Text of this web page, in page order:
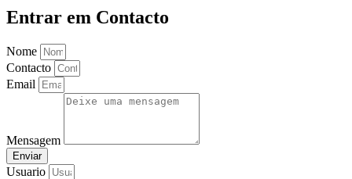
Entrar em Contacto
Nome
Contacto
Email
Mensagem
Enviar
Usuario